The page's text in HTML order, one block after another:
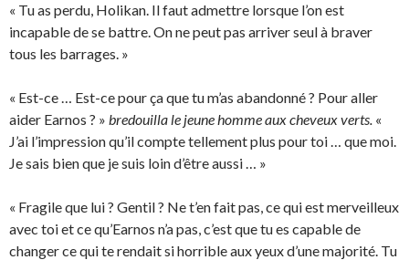
« Tu as perdu, Holikan. Il faut admettre lorsque l’on est
incapable de se battre. On ne peut pas arriver seul à braver
tous les barrages. »
« Est-ce … Est-ce pour ça que tu m’as abandonné ? Pour aller
aider Earnos ? » bredouilla le jeune homme aux cheveux verts. «
J’ai l’impression qu’il compte tellement plus pour toi … que moi.
Je sais bien que je suis loin d’être aussi … »
« Fragile que lui ? Gentil ? Ne t’en fait pas, ce qui est merveilleux
avec toi et ce qu’Earnos n’a pas, c’est que tu es capable de
changer ce qui te rendait si horrible aux yeux d’une majorité. Tu